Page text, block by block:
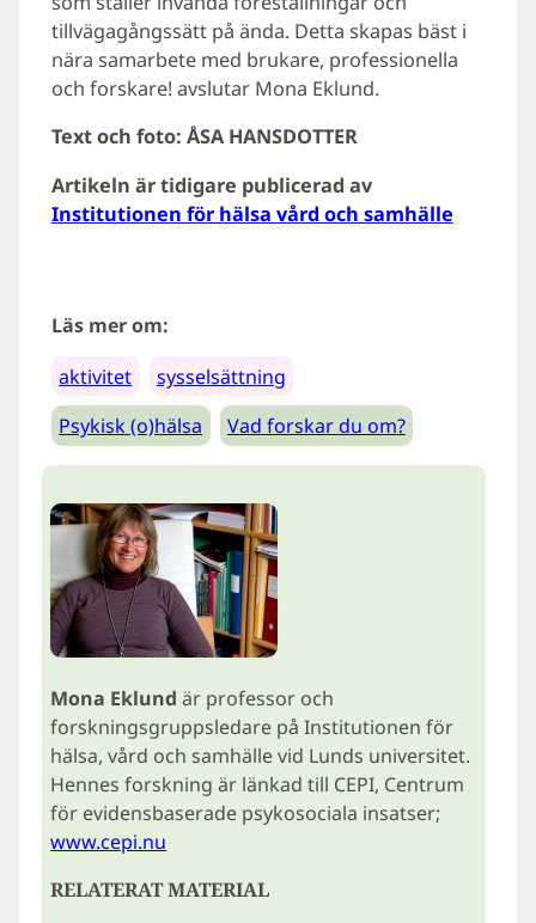
tillvägagångssätt på ända. Detta skapas bäst i
nära samarbete med brukare, professionella
och forskare! avslutar Mona Eklund.
Text och foto: ÅSA HANSDOTTER
Artikeln är tidigare publicerad av
Institutionen för hälsa vård och samhälle
Läs mer om:
aktivitet
sysselsättning
Psykisk (o)hälsa
Vad forskar du om?
Mona Eklund är professor och
forskningsgruppsledare på Institutionen för
hälsa, vård och samhälle vid Lunds universitet.
Hennes forskning är länkad till CEPI, Centrum
för evidensbaserade psykosociala insatser;
www.cepi.nu
RELATERAT MATERIAL